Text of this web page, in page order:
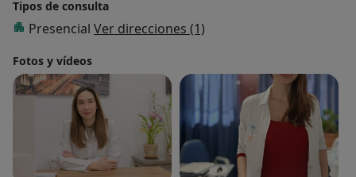
Tipos de consulta
Presencial Ver direcciones (1)
Fotos y vídeos